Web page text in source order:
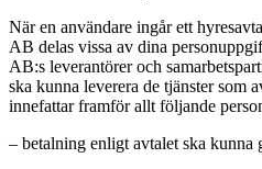
När en användare ingår ett
AB delas vissa av dina
AB:s leverantörer och
ska kunna leverera de tjänster som
innefattar framför allt följande
– betalning enligt avtalet ska kunna